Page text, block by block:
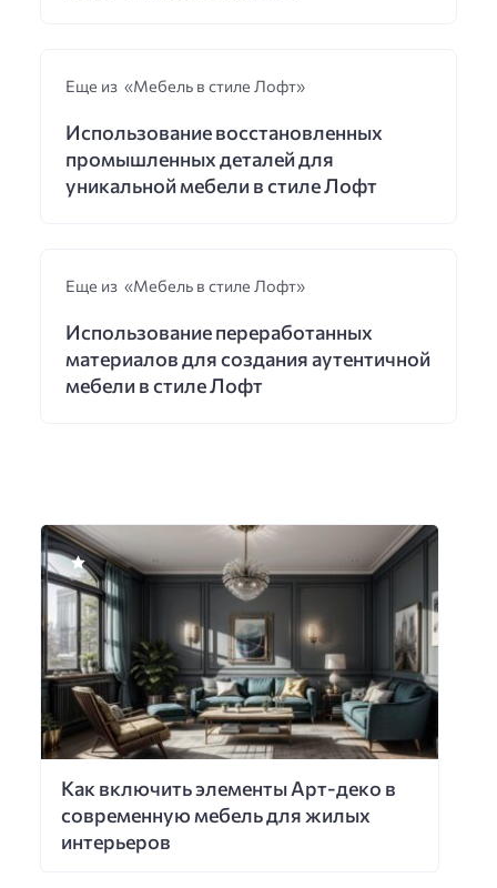
Еще из «Мебель в стиле Лофт»
Использование восстановленных
промышленных деталей для
уникальной мебели в стиле Лофт
Еще из «Мебель в стиле Лофт»
Использование переработанных
материалов для создания аутентичной
мебели в стиле Лофт
Как включить элементы Арт-деко в
современную мебель для жилых
интерьеров